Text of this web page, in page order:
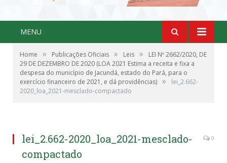
MENU
Home » Publicações Oficiais » Leis »
LEI Nº 2662/2020, DE
29 DE DEZEMBRO DE 2020 (LOA 2021 Estima a receita e fixa a
despesa do município de Jacundá, estado do Pará, para o
exercício financeiro de 2021, e dá providências) »
lei_2.662-
2020_loa_2021-mesclado-compactado
lei_2.662-2020_loa_2021-mesclado-
compactado
0